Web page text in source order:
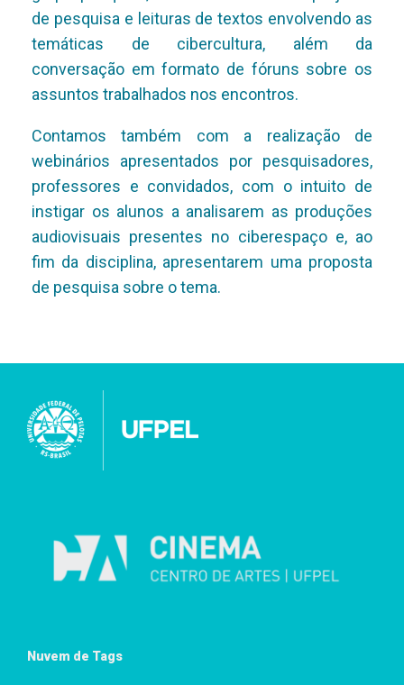
de pesquisa e leituras de textos envolvendo as
temáticas de cibercultura, além da
conversação em formato de fóruns sobre os
assuntos trabalhados nos encontros.
Contamos também com a realização de
webinários apresentados por pesquisadores,
professores e convidados, com o intuito de
instigar os alunos a analisarem as produções
audiovisuais presentes no ciberespaço e, ao
fim da disciplina, apresentarem uma proposta
de pesquisa sobre o tema.
Nuvem de Tags